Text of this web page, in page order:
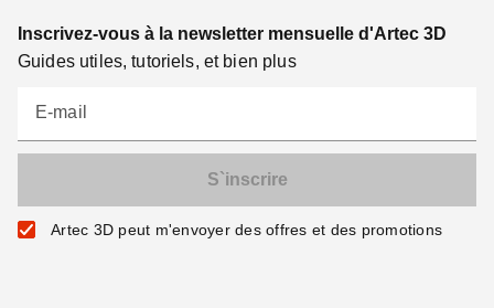
Inscrivez-vous à la newsletter mensuelle d'Artec 3D
Guides utiles, tutoriels, et bien plus
E-mail
Artec 3D peut m'envoyer des offres et des promotions